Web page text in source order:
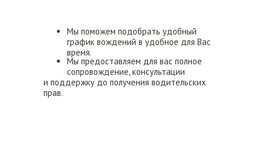
Мы поможем подобрать удобный
график вождений в удобное для Вас
время.
Мы предоставляем для вас полное
сопровождение, консультации
и поддержку до получения водительских
прав.